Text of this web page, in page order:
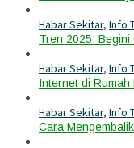
Habar Sekitar, Info
Tren 2025:
Habar Sekitar, Info
Internet di
Habar Sekitar, Info
Cara